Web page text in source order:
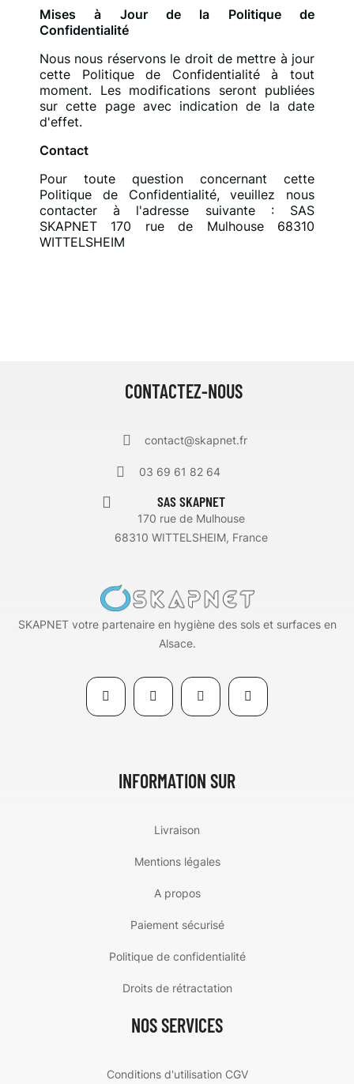
Mises à Jour de la Politique de
Confidentialité
Nous nous réservons le droit de mettre à jour
cette Politique de Confidentialité à tout
moment. Les modifications seront publiées
sur cette page avec indication de la date
d'effet.
Contact
Pour toute question concernant cette
Politique de Confidentialité, veuillez nous
contacter à l'adresse suivante : SAS
SKAPNET 170 rue de Mulhouse 68310
WITTELSHEIM
CONTACTEZ-NOUS
contact@skapnet.fr
03 69 61 82 64
SAS SKAPNET
170 rue de Mulhouse
68310 WITTELSHEIM, France
SKAPNET votre partenaire en hygiène des sols et surfaces en
Alsace.
INFORMATION SUR
Livraison
Mentions légales
A propos
Paiement sécurisé
Politique de confidentialité
Droits de rétractation
NOS SERVICES
Conditions d'utilisation CGV